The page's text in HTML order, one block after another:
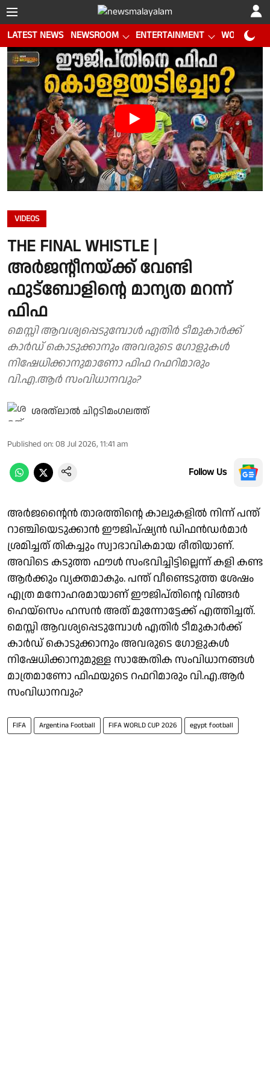
LATEST NEWS NEWSROOM ENTERTAINMENT WORLD CUP
VIDEOS
THE FINAL WHISTLE |
അർജൻ്റീനയ്ക്ക് വേണ്ടി
ഫുട്ബോളിൻ്റെ മാന്യത മറന്ന്
ഫിഫ
മെസ്സി ആവശ്യപ്പെടുമ്പോൾ എതിർ ടീമുകാർക്ക്
കാർഡ് കൊടുക്കാനും അവരുടെ ഗോളുകൾ
നിഷേധിക്കാനുമാണോ ഫിഫ റഫറിമാരും
വി.എ.ആർ സംവിധാനവും?
ശരത്‌ലാൽ ചിറ്റടിമംഗലത്ത്
Published on: 08 Jul 2026, 11:41 am
Follow Us
അർജൻ്റൈൻ താരത്തിൻ്റെ കാലുകളിൽ നിന്ന് പന്ത്
റാഞ്ചിയെടുക്കാൻ ഈജിപ്ഷ്യൻ ഡിഫൻഡർമാർ
ശ്രമിച്ചത് തികച്ചും സ്വാഭാവികമായ രീതിയാണ്.
അവിടെ കടുത്ത ഫൗൾ സംഭവിച്ചിട്ടില്ലെന്ന് കളി കണ്ട
ആർക്കും വ്യക്തമാകും. പന്ത് വീണ്ടെടുത്ത ശേഷം
എത്ര മനോഹരമായാണ് ഈജിപ്തിൻ്റെ വിങ്ങർ
ഹെയ്സെം ഹസൻ അത് മുന്നോട്ടേക്ക് എത്തിച്ചത്.
മെസ്സി ആവശ്യപ്പെടുമ്പോൾ എതിർ ടീമുകാർക്ക്
കാർഡ് കൊടുക്കാനും അവരുടെ ഗോളുകൾ
നിഷേധിക്കാനുമുള്ള സാങ്കേതിക സംവിധാനങ്ങൾ
മാത്രമാണോ ഫിഫയുടെ റഫറിമാരും വി.എ.ആർ
സംവിധാനവും?
FIFA Argentina Football FIFA WORLD CUP 2026 egypt football